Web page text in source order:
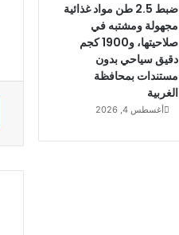
ضبط 2.5 طن مواد غذائية
مجهولة ومشتبه في
صلاحيتها، و1900 كجم
دقيق سياحي بدون
مستندات بمحافظة
الغربية
أغسطس 4, 2026